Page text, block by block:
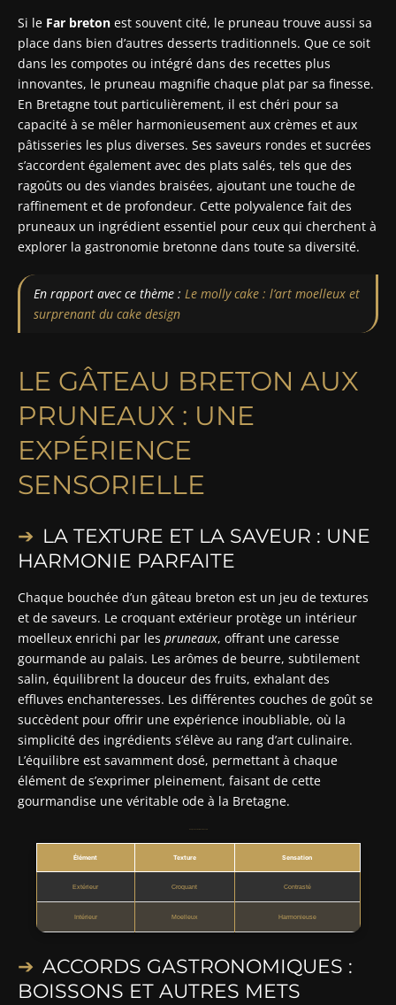
Si le Far breton est souvent cité, le pruneau trouve aussi sa
place dans bien d’autres desserts traditionnels. Que ce soit
dans les compotes ou intégré dans des recettes plus
innovantes, le pruneau magnifie chaque plat par sa finesse.
En Bretagne tout particulièrement, il est chéri pour sa
capacité à se mêler harmonieusement aux crèmes et aux
pâtisseries les plus diverses. Ses saveurs rondes et sucrées
s’accordent également avec des plats salés, tels que des
ragoûts ou des viandes braisées, ajoutant une touche de
raffinement et de profondeur. Cette polyvalence fait des
pruneaux un ingrédient essentiel pour ceux qui cherchent à
explorer la gastronomie bretonne dans toute sa diversité.
En rapport avec ce thème : Le molly cake : l’art moelleux et
surprenant du cake design
LE GÂTEAU BRETON AUX
PRUNEAUX : UNE
EXPÉRIENCE
SENSORIELLE
LA TEXTURE ET LA SAVEUR : UNE
HARMONIE PARFAITE
Chaque bouchée d’un gâteau breton est un jeu de textures
et de saveurs. Le croquant extérieur protège un intérieur
moelleux enrichi par les pruneaux, offrant une caresse
gourmande au palais. Les arômes de beurre, subtilement
salin, équilibrent la douceur des fruits, exhalant des
effluves enchanteresses. Les différentes couches de goût se
succèdent pour offrir une expérience inoubliable, où la
simplicité des ingrédients s’élève au rang d’art culinaire.
L’équilibre est savamment dosé, permettant à chaque
élément de s’exprimer pleinement, faisant de cette
gourmandise une véritable ode à la Bretagne.
Élément Texture Sensation
Extérieur Croquant Contrasté
Intérieur Moelleux Harmonieuse
ACCORDS GASTRONOMIQUES :
BOISSONS ET AUTRES METS